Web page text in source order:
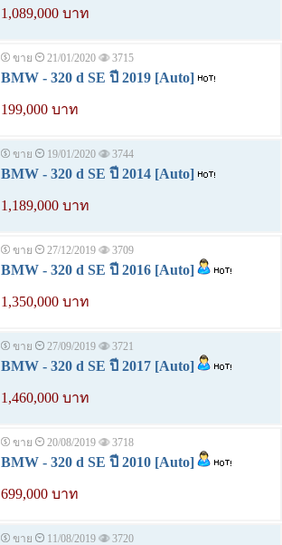
1,089,000 บาท
ขาย 21/01/2020 3715
BMW - 320 d SE ปี 2019 [Auto]
199,000 บาท
ขาย 19/01/2020 3744
BMW - 320 d SE ปี 2014 [Auto]
1,189,000 บาท
ขาย 27/12/2019 3709
BMW - 320 d SE ปี 2016 [Auto]
1,350,000 บาท
ขาย 27/09/2019 3721
BMW - 320 d SE ปี 2017 [Auto]
1,460,000 บาท
ขาย 20/08/2019 3718
BMW - 320 d SE ปี 2010 [Auto]
699,000 บาท
ขาย 11/08/2019 3720